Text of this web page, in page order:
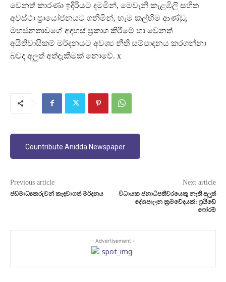
වෙනත් කාරණා ඉදිරියට දමමින්, මෙවැනි කැළඹිලි සහිත
අවස්ථා ප‍්‍රායෝජනයට ගනිමින්, හැම කල්හිම ආණ්ඩු,
මහජනතාවගේ අදහස් ප‍්‍රකාශ කිරීමේ හා වෙනත්
අයිතිවාසිකම් මර්දනයට අවශ්‍ය නීති සම්පාදනය කරගන්නා
බවද අලූත් අත්දැකීමක් නොවේ. x
Countribute Anidda Newspaper
Previous article
ජඩමාධ්‍යකරුවන් කැඳවාගත් මර්දනය
Next article
විධායක ජනාධිපතිවරයෙකු නැති අලූත්
දේශපාලන ක‍්‍රමවේදයක්: ෆ‍්‍රයිඬේ
ෆෝරම්
- Advertisement -